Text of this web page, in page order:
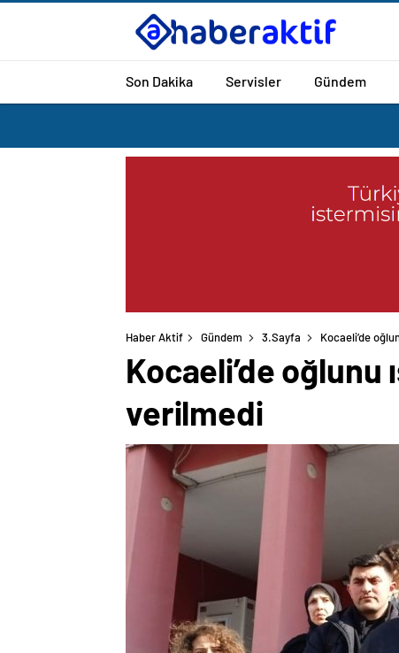
Son Dakika Servisler Gündem
Haber Aktif Gündem 3.Sayfa Kocaeli’de
Kocaeli’de oğlunu
verilmedi